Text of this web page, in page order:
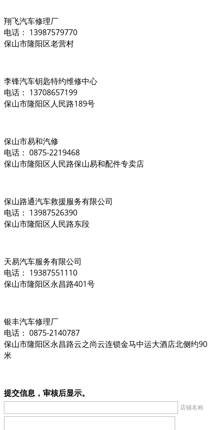
翔飞汽车修理厂
电话： 13987579770
保山市隆阳区老营村
李锋汽车钥匙特约维修中心
电话： 13708657199
保山市隆阳区人民路189号
保山市易和汽修
电话： 0875-2219468
保山市隆阳区人民路保山易和配件专卖店
保山路通汽车救援服务有限公司
电话： 13987526390
保山市隆阳区人民路东段
天易汽车服务有限公司
电话： 19387551110
保山市隆阳区永昌路401号
银丰汽车修理厂
电话： 0875-2140787
保山市隆阳区永昌路云之尚云连锁金马中运大酒店北侧约90
米
提交信息，审核后显示。
店铺名称